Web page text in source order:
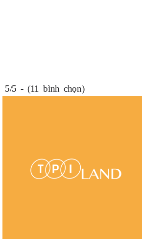
5/5 - (11 bình chọn)